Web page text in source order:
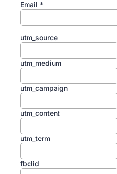
Email *
utm_source
utm_medium
utm_campaign
utm_content
utm_term
fbclid